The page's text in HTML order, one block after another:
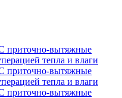
приточно-вытяжные
тепла и влаги
приточно-вытяжные
тепла и влаги
приточно-вытяжные